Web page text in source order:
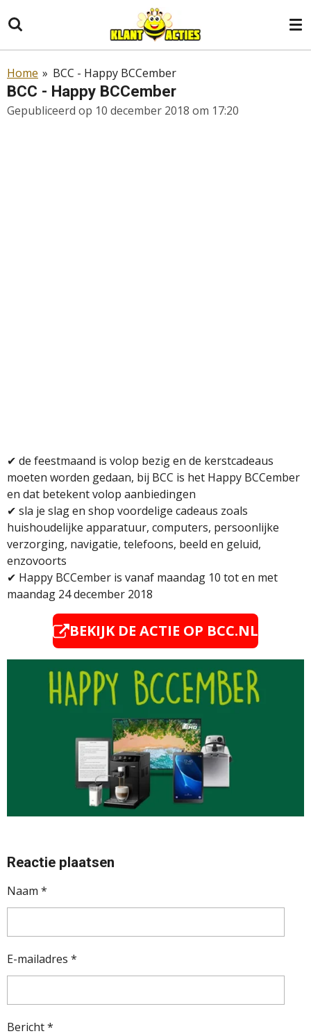
direct
naar
hoofdinhoud
Home » BCC - Happy BCCember
BCC - Happy BCCember
Gepubliceerd op 10 december 2018 om 17:20
✔ de feestmaand is volop bezig en de kerstcadeaus
moeten worden gedaan, bij BCC is het Happy BCCember
en dat betekent volop aanbiedingen
✔ sla je slag en shop voordelige cadeaus zoals
huishoudelijke apparatuur, computers, persoonlijke
verzorging, navigatie, telefoons, beeld en geluid,
enzovoorts
✔ Happy BCCember is vanaf maandag 10 tot en met
maandag 24 december 2018
BEKIJK DE ACTIE OP BCC.NL
Reactie plaatsen
Naam *
E-mailadres *
Bericht *